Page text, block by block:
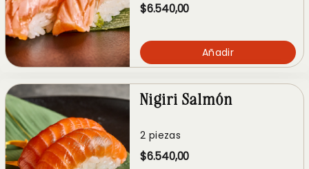
$6.540,00
Añadir
Nigiri Salmón
2 piezas
$6.540,00